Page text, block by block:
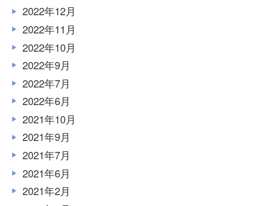
2022年12月
2022年11月
2022年10月
2022年9月
2022年7月
2022年6月
2021年10月
2021年9月
2021年7月
2021年6月
2021年2月